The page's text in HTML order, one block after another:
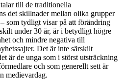
till de traditionella
det skillnader mellan olika grupper
som tydligt visar på att förändring
under 30 år, är i betydligt högre
och mindre negativa till
Det är inte särskilt
är de unga som i störst utsträckning
och som generellt sett är
medievardag.